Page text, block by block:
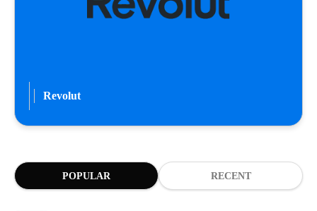
Revolut
POPULAR RECENT